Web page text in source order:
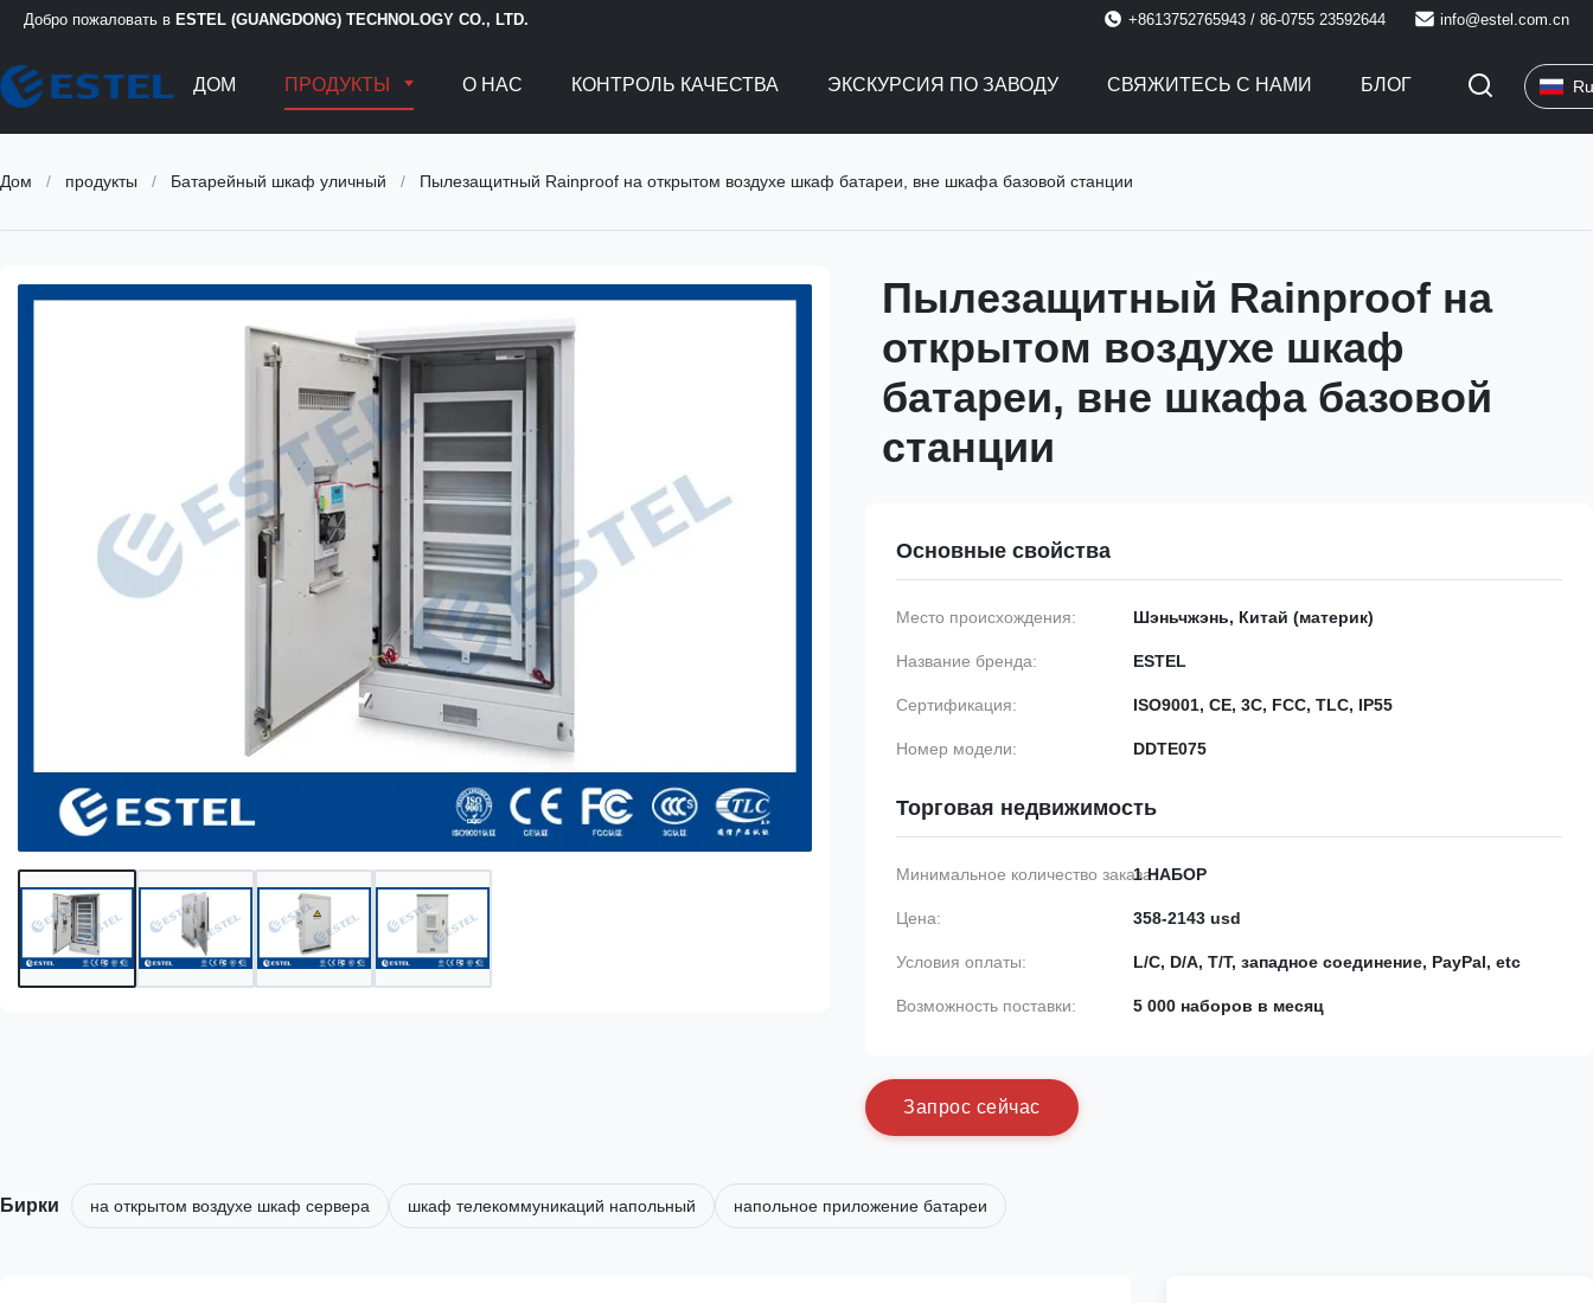
Добро пожаловать в ESTEL (GUANGDONG) TECHNOLOGY CO., LTD. +8613752765943 / 86-0755 23592644 info@estel.com.cn
ДОМ ПРОДУКТЫ О НАС КОНТРОЛЬ КАЧЕСТВА ЭКСКУРСИЯ ПО ЗАВОДУ СВЯЖИТЕСЬ С НАМИ БЛОГ
Дом / продукты / Батарейный шкаф уличный / Пылезащитный Rainproof на открытом воздухе шкаф батареи, вне шкафа базовой станции
Пылезащитный Rainproof на
открытом воздухе шкаф
батареи, вне шкафа базовой
станции
Основные свойства
Место происхождения: Шэньчжэнь, Китай (материк)
Название бренда: ESTEL
Сертификация: ISO9001, CE, 3C, FCC, TLC, IP55
Номер модели: DDTE075
Торговая недвижимость
Минимальное количество заказа:1 НАБОР
Цена: 358-2143 usd
Условия оплаты: L/C, D/A, T/T, западное соединение, PayPal, etc
Возможность поставки: 5 000 наборов в месяц
Запрос сейчас
Бирки на открытом воздухе шкаф сервера шкаф телекоммуникаций напольный напольное приложение батареи